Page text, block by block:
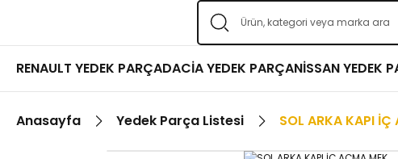
RENAULT YEDEK PARÇADACİA YEDEK PARÇANİSSAN YEDEK
Anasayfa Yedek Parça Listesi SOL ARKA KAPI İÇ